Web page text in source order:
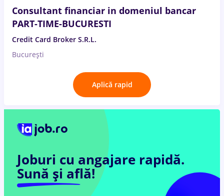
Consultant financiar in domeniul bancar
PART-TIME-BUCURESTI
Credit Card Broker S.R.L.
București
Aplică rapid
Joburi cu angajare rapidă.
Sună și află!